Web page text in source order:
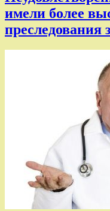
имели более
преследования